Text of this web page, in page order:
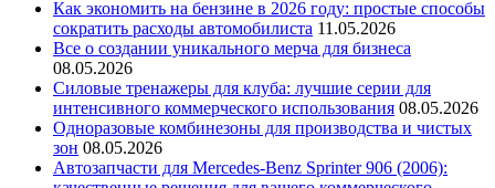
Как экономить на бензине в 2026 году: простые способы
сократить расходы автомобилиста 11.05.2026
Все о создании уникального мерча для бизнеса
08.05.2026
Силовые тренажеры для клуба: лучшие серии для
интенсивного коммерческого использования 08.05.2026
Одноразовые комбинезоны для производства и чистых
зон 08.05.2026
Автозапчасти для Mercedes-Benz Sprinter 906 (2006):